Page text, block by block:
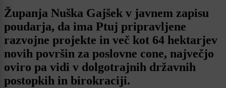
Županja Nuška Gajšek v javnem zapisu
poudarja, da ima Ptuj pripravljene
razvojne projekte in več kot 64 hektarjev
novih površin za poslovne cone, največjo
oviro pa vidi v dolgotrajnih državnih
postopkih in birokraciji.